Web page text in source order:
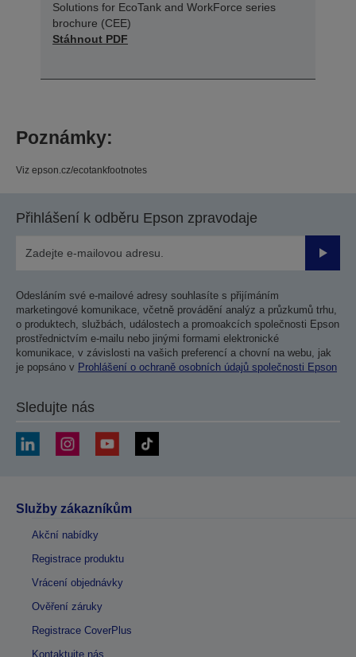
Solutions for EcoTank and WorkForce series
brochure (CEE)
Stáhnout PDF
Poznámky:
Viz epson.cz/ecotankfootnotes
Přihlášení k odběru Epson zpravodaje
Odesláním své e-mailové adresy souhlasíte s přijímáním
marketingové komunikace, včetně provádění analýz a průzkumů trhu,
o produktech, službách, událostech a promoakcích společnosti Epson
prostřednictvím e-mailu nebo jinými formami elektronické
komunikace, v závislosti na vašich preferencí a chovní na webu, jak
je popsáno v Prohlášení o ochraně osobních údajů společnosti Epson
Sledujte nás
Služby zákazníkům
Akční nabídky
Registrace produktu
Vrácení objednávky
Ověření záruky
Registrace CoverPlus
Kontaktujte nás